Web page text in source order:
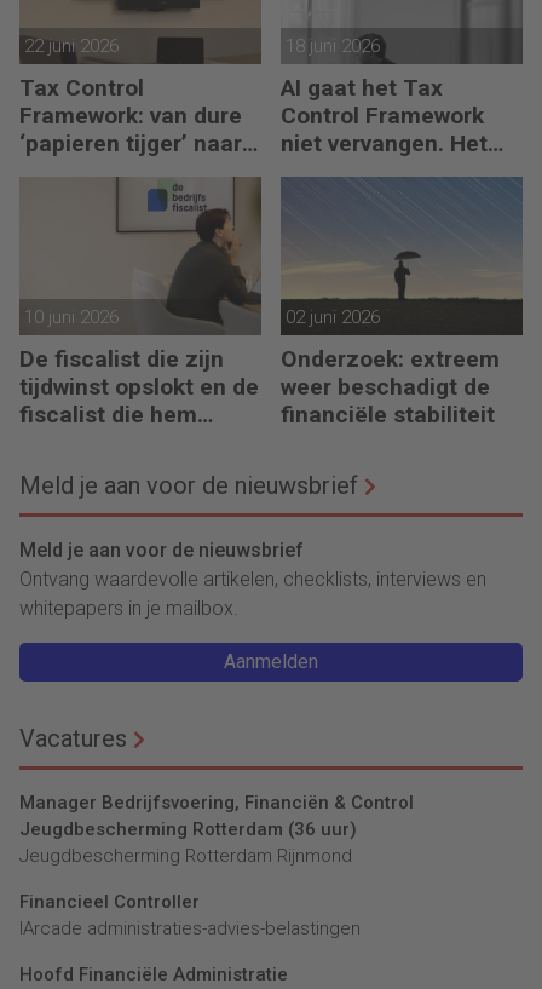
22 juni 2026
Tax Control
Framework: van dure
‘papieren tijger’ naar
digitaal stuurmiddel
18 juni 2026
AI gaat het Tax
Control Framework
niet vervangen. Het
maakt de fiscalist die
kan doorvragen alleen
10 juni 2026
De fiscalist die zijn
tijdwinst opslokt en de
fiscalist die hem
02 juni 2026
Onderzoek: extreem
weer beschadigt de
financiële stabiliteit
Meld je aan voor de nieuwsbrief
Meld je aan voor de nieuwsbrief
Ontvang waardevolle artikelen, checklists, interviews en
whitepapers in je mailbox.
Aanmelden
Vacatures
Manager Bedrijfsvoering, Financiën & Control
Jeugdbescherming Rotterdam (36 uur)
Jeugdbescherming Rotterdam Rijnmond
Financieel Controller
lArcade administraties-advies-belastingen
Hoofd Financiële Administratie